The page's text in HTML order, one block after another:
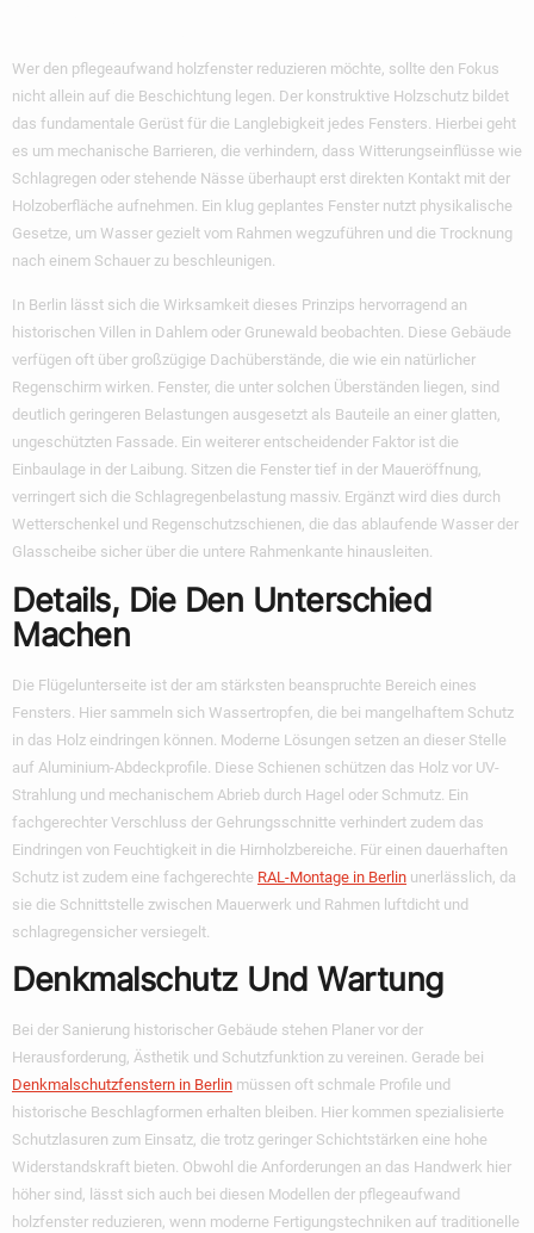
Wer den pflegeaufwand holzfenster reduzieren möchte, sollte den Fokus
nicht allein auf die Beschichtung legen. Der konstruktive Holzschutz bildet
das fundamentale Gerüst für die Langlebigkeit jedes Fensters. Hierbei geht
es um mechanische Barrieren, die verhindern, dass Witterungseinflüsse wie
Schlagregen oder stehende Nässe überhaupt erst direkten Kontakt mit der
Holzoberfläche aufnehmen. Ein klug geplantes Fenster nutzt physikalische
Gesetze, um Wasser gezielt vom Rahmen wegzuführen und die Trocknung
nach einem Schauer zu beschleunigen.
In Berlin lässt sich die Wirksamkeit dieses Prinzips hervorragend an
historischen Villen in Dahlem oder Grunewald beobachten. Diese Gebäude
verfügen oft über großzügige Dachüberstände, die wie ein natürlicher
Regenschirm wirken. Fenster, die unter solchen Überständen liegen, sind
deutlich geringeren Belastungen ausgesetzt als Bauteile an einer glatten,
ungeschützten Fassade. Ein weiterer entscheidender Faktor ist die
Einbaulage in der Laibung. Sitzen die Fenster tief in der Maueröffnung,
verringert sich die Schlagregenbelastung massiv. Ergänzt wird dies durch
Wetterschenkel und Regenschutzschienen, die das ablaufende Wasser der
Glasscheibe sicher über die untere Rahmenkante hinausleiten.
Details, Die Den Unterschied
Machen
Die Flügelunterseite ist der am stärksten beanspruchte Bereich eines
Fensters. Hier sammeln sich Wassertropfen, die bei mangelhaftem Schutz
in das Holz eindringen können. Moderne Lösungen setzen an dieser Stelle
auf Aluminium-Abdeckprofile. Diese Schienen schützen das Holz vor UV-
Strahlung und mechanischem Abrieb durch Hagel oder Schmutz. Ein
fachgerechter Verschluss der Gehrungsschnitte verhindert zudem das
Eindringen von Feuchtigkeit in die Hirnholzbereiche. Für einen dauerhaften
Schutz ist zudem eine fachgerechte RAL-Montage in Berlin unerlässlich, da
sie die Schnittstelle zwischen Mauerwerk und Rahmen luftdicht und
schlagregensicher versiegelt.
Denkmalschutz Und Wartung
Bei der Sanierung historischer Gebäude stehen Planer vor der
Herausforderung, Ästhetik und Schutzfunktion zu vereinen. Gerade bei
Denkmalschutzfenstern in Berlin müssen oft schmale Profile und
historische Beschlagformen erhalten bleiben. Hier kommen spezialisierte
Schutzlasuren zum Einsatz, die trotz geringer Schichtstärken eine hohe
Widerstandskraft bieten. Obwohl die Anforderungen an das Handwerk hier
höher sind, lässt sich auch bei diesen Modellen der pflegeaufwand
holzfenster reduzieren, wenn moderne Fertigungstechniken auf traditionelle